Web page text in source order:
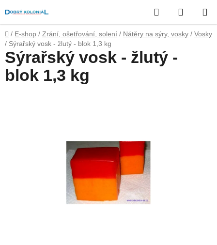
na
obsah
Hledat
KOŠÍK
Domů
/ E-shop / Zrání, ošetřování, solení / Nátěry na sýry, vosky / Vosky
/ Sýrařský vosk - žlutý - blok 1,3 kg
Sýrařský vosk - žlutý -
blok 1,3 kg